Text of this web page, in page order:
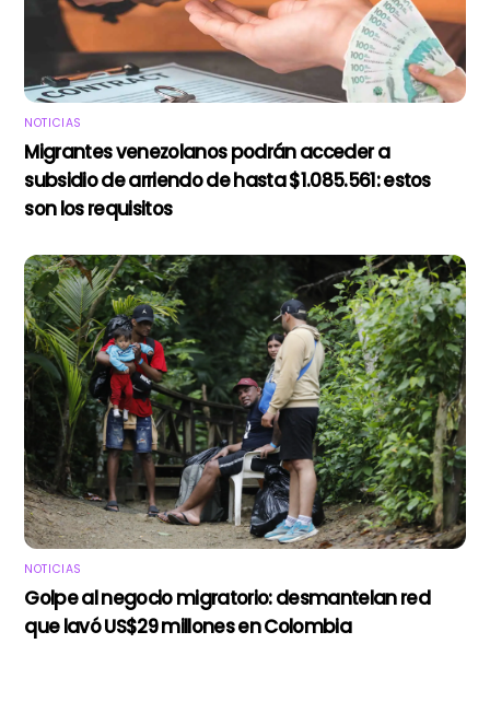
NOTICIAS
Migrantes venezolanos podrán acceder a
subsidio de arriendo de hasta $1.085.561: estos
son los requisitos
NOTICIAS
Golpe al negocio migratorio: desmantelan red
que lavó US$29 millones en Colombia